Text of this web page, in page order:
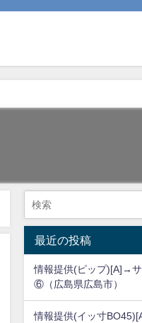
最近の投稿
情報提供(ピップ)[A]→
⑥（広島県広島市）
情報提供(イッ寸